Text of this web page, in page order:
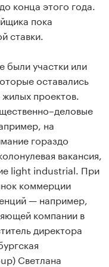
конца этого года.
пока
ставки.
были участки или
оставались
проектов.
на
гораздо
вакансия,
light industrial. При
коммерции
— например,
компании в
директора
Светлана